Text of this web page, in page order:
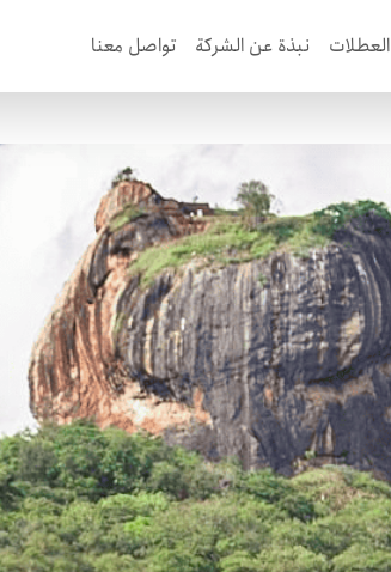
العطلات نبذة عن الشركة تواصل معنا